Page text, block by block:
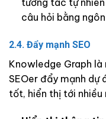
tương tác tự
câu hỏi bằng
2.4. Đẩy mạnh SEO
Knowledge Graph
SEOer đẩy mạnh dự
tốt, hiển thị tới nhiều